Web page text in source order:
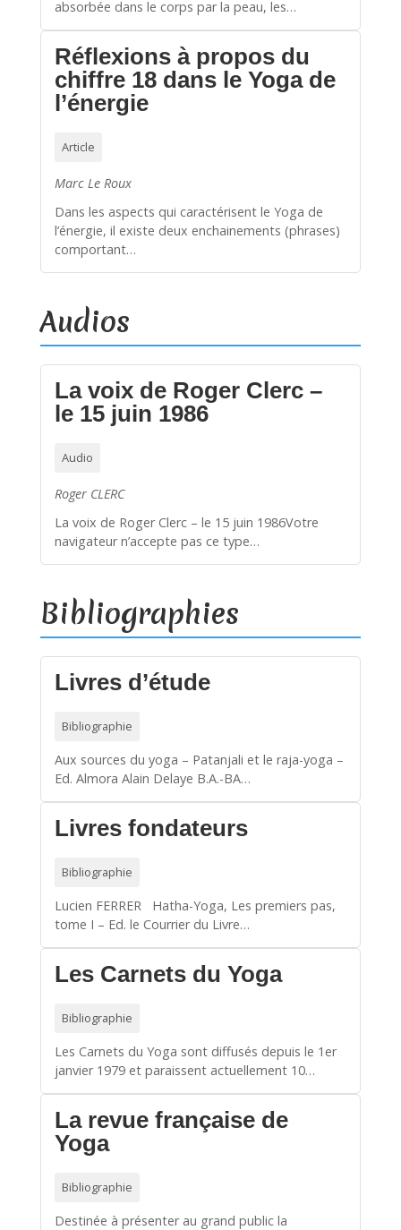
absorbée dans le corps par la peau, les…
Réflexions à propos du
chiffre 18 dans le Yoga de
l’énergie
Article
Marc Le Roux
Dans les aspects qui caractérisent le Yoga de
l’énergie, il existe deux enchainements (phrases)
comportant…
Audios
La voix de Roger Clerc –
le 15 juin 1986
Audio
Roger CLERC
La voix de Roger Clerc – le 15 juin 1986Votre
navigateur n’accepte pas ce type…
Bibliographies
Livres d’étude
Bibliographie
Aux sources du yoga – Patanjali et le raja-yoga –
Ed. Almora Alain Delaye B.A.-BA…
Livres fondateurs
Bibliographie
Lucien FERRER Hatha-Yoga, Les premiers pas,
tome I – Ed. le Courrier du Livre…
Les Carnets du Yoga
Bibliographie
Les Carnets du Yoga sont diffusés depuis le 1er
janvier 1979 et paraissent actuellement 10…
La revue française de
Yoga
Bibliographie
Destinée à présenter au grand public la